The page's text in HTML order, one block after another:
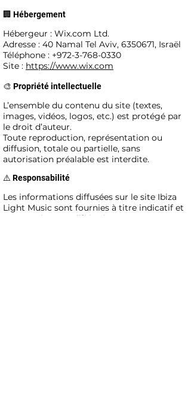
🏢 Hébergement
Hébergeur : Wix.com Ltd.
Adresse : 40 Namal Tel Aviv, 6350671, Israël
Téléphone : +972-3-768-0330
Site : https://www.wix.com
🎨 Propriété intellectuelle
L’ensemble du contenu du site (textes,
images, vidéos, logos, etc.) est protégé par
le droit d’auteur.
Toute reproduction, représentation ou
diffusion, totale ou partielle, sans
autorisation préalable est interdite.
⚠️ Responsabilité
Les informations diffusées sur le site Ibiza
Light Music sont fournies à titre indicatif et
peuvent être modifiées à tout moment.